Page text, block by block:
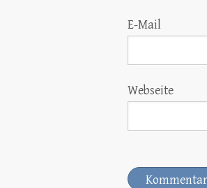
E-Mail
Webseite